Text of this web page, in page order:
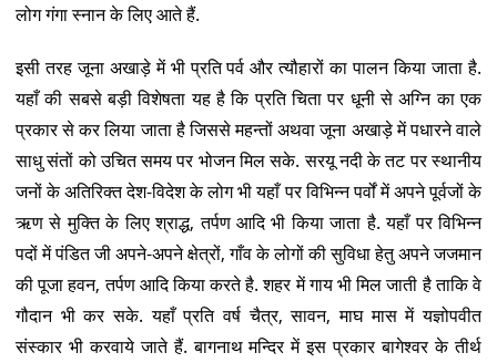
लोग गंगा स्नान के लिए आते हैं.
इसी तरह जूना अखाड़े में भी प्रति पर्व और त्यौहारों का पालन किया जाता है.
यहाँ की सबसे बड़ी विशेषता यह है कि प्रति चिता पर धूनी से अग्नि का एक
प्रकार से कर लिया जाता है जिससे महन्तों अथवा जूना अखाड़े में पधारने वाले
साधु संतों को उचित समय पर भोजन मिल सके. सरयू नदी के तट पर स्थानीय
जनों के अतिरिक्त देश-विदेश के लोग भी यहाँ पर विभिन्न पर्वों में अपने पूर्वजों के
ऋण से मुक्ति के लिए श्राद्ध, तर्पण आदि भी किया जाता है. यहाँ पर विभिन्न
पदों में पंडित जी अपने-अपने क्षेत्रों, गाँव के लोगों की सुविधा हेतु अपने जजमान
की पूजा हवन, तर्पण आदि किया करते है. शहर में गाय भी मिल जाती है ताकि वे
गौदान भी कर सके. यहाँ प्रति वर्ष चैत्र, सावन, माघ मास में यज्ञोपवीत
संस्कार भी करवाये जाते हैं. बागनाथ मन्दिर में इस प्रकार बागेश्वर के तीर्थ